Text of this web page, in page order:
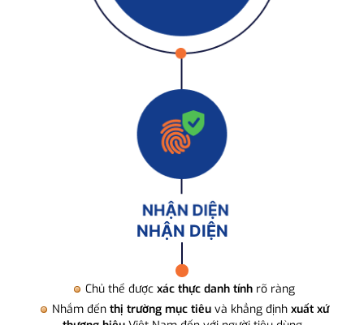
NHẬN DIỆN
Chủ thể được xác thực danh tính rõ ràng
Nhắm đến thị trường mục tiêuvà khẳng định xuất xứ